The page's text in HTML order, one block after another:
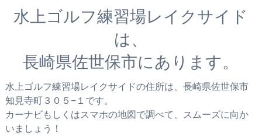
水上ゴルフ練習場レイクサイド
は、
長崎県佐世保市にあります。
水上ゴルフ練習場レイクサイドの住所は、長崎県佐世保市
知見寺町３０５−１です。
カーナビもしくはスマホの地図で調べて、スムーズに向か
いましょう！